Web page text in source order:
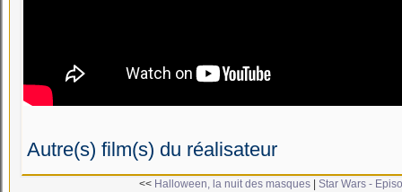
Autre(s) film(s) du réalisateur
<< Halloween, la nuit des masques Star Wars -